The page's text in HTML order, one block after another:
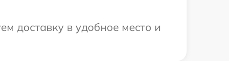
доставку в удобное место и